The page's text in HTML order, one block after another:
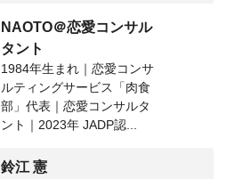
NAOTO＠恋愛コンサル
タント
1984年生まれ｜恋愛コンサ
ルティングサービス「肉食
部」代表｜恋愛コンサルタ
ント｜2023年 JADP認...
鈴江 憲